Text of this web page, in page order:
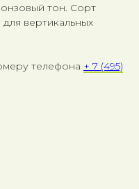
тон. Сорт
вертикальных
телефона + 7 (495)